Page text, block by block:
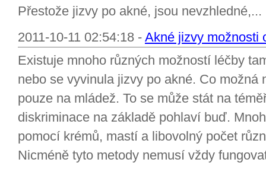
Přestože jizvy po akné, jsou nevzhledné,...
2011-10-11 02:54:18 - Akné jizvy možnosti
Existuje mnoho různých možností léčby
nebo se vyvinula jizvy po akné. Co možná
pouze na mládež. To se může stát na
diskriminace na základě pohlaví buď.
pomocí krémů, mastí a libovolný počet
Nicméně tyto metody nemusí vždy